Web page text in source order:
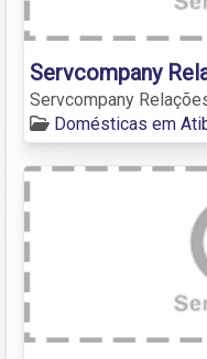
Servcompany
Servcompany
Domésticas em